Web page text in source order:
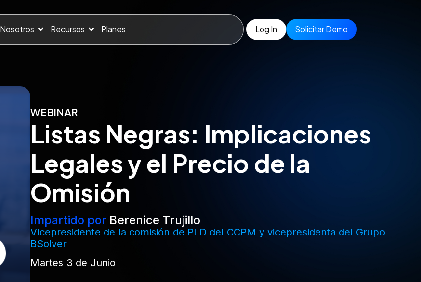
Nosotros Recursos Planes Log In Solicitar Demo
WEBINAR
Listas Negras: Implicaciones
Legales y el Precio de la
Omisión
Impartido por Berenice Trujillo
Vicepresidente de la comisión de PLD del CCPM y vicepresidenta del Grupo
BSolver
Martes 3 de Junio